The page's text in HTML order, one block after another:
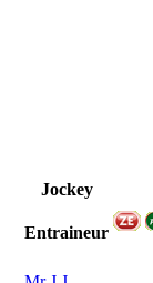
Jockey
Entraineur